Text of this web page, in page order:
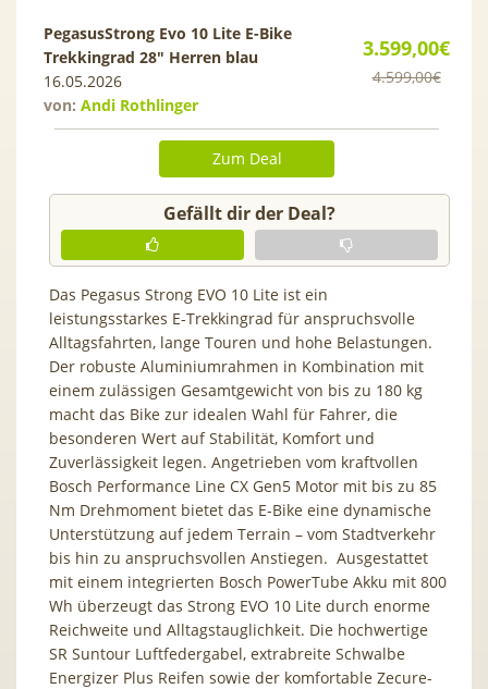
3.599,00€
4.599,00€
PegasusStrong Evo 10 Lite E-Bike
Trekkingrad 28″ Herren blau
16.05.2026
von: Andi Rothlinger
Zum Deal
Gefällt dir der Deal?
Das Pegasus Strong EVO 10 Lite ist ein
leistungsstarkes E-Trekkingrad für anspruchsvolle
Alltagsfahrten, lange Touren und hohe Belastungen.
Der robuste Aluminiumrahmen in Kombination mit
einem zulässigen Gesamtgewicht von bis zu 180 kg
macht das Bike zur idealen Wahl für Fahrer, die
besonderen Wert auf Stabilität, Komfort und
Zuverlässigkeit legen. Angetrieben vom kraftvollen
Bosch Performance Line CX Gen5 Motor mit bis zu 85
Nm Drehmoment bietet das E-Bike eine dynamische
Unterstützung auf jedem Terrain – vom Stadtverkehr
bis hin zu anspruchsvollen Anstiegen. Ausgestattet
mit einem integrierten Bosch PowerTube Akku mit 800
Wh überzeugt das Strong EVO 10 Lite durch enorme
Reichweite und Alltagstauglichkeit. Die hochwertige
SR Suntour Luftfedergabel, extrabreite Schwalbe
Energizer Plus Reifen sowie der komfortable Zecure-